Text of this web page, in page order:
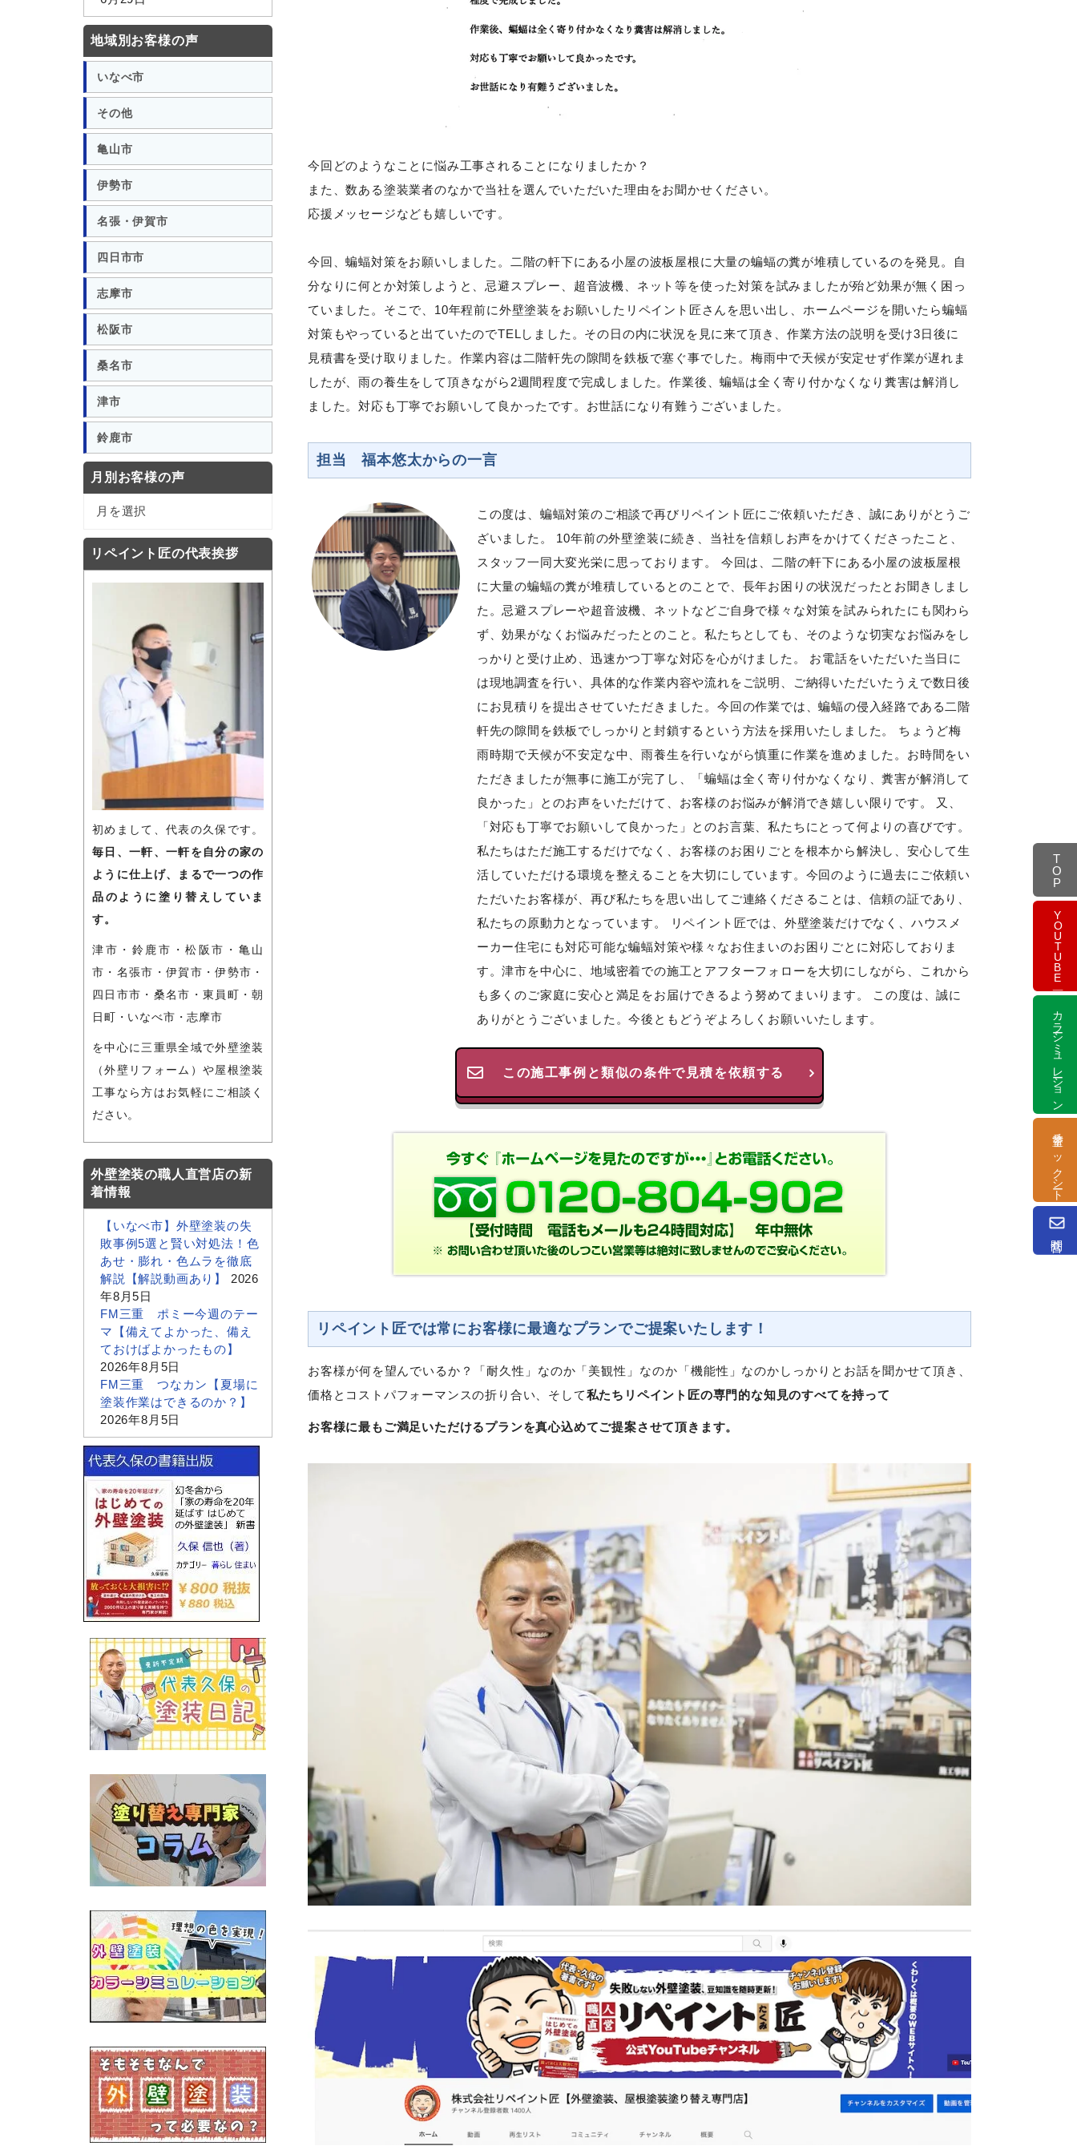
今回どのようなことに悩み工事されることになりましたか？
また、数ある塗装業者のなかで当社を選んでいただいた理由をお聞かせください。
応援メッセージなども嬉しいです。
今回、蝙蝠対策をお願いしました。二階の軒下にある小屋の波板屋根に大量の蝙蝠の糞が堆積しているのを発見。自
分なりに何とか対策しようと、忌避スプレー、超音波機、ネット等を使った対策を試みましたが殆ど効果が無く困っ
ていました。そこで、10年程前に外壁塗装をお願いしたリペイント匠さんを思い出し、ホームページを開いたら蝙蝠
対策もやっていると出ていたのでTELしました。その日の内に状況を見に来て頂き、作業方法の説明を受け3日後に
見積書を受け取りました。作業内容は二階軒先の隙間を鉄板で塞ぐ事でした。梅雨中で天候が安定せず作業が遅れま
したが、雨の養生をして頂きながら2週間程度で完成しました。作業後、蝙蝠は全く寄り付かなくなり糞害は解消し
ました。対応も丁寧でお願いして良かったです。お世話になり有難うございました。
担当 福本悠太からの一言
この度は、蝙蝠対策のご相談で再びリペイント匠にご依頼いただき、誠にありがとうご
ざいました。 10年前の外壁塗装に続き、当社を信頼しお声をかけてくださったこと、
スタッフ一同大変光栄に思っております。 今回は、二階の軒下にある小屋の波板屋根
に大量の蝙蝠の糞が堆積しているとのことで、長年お困りの状況だったとお聞きしまし
た。忌避スプレーや超音波機、ネットなどご自身で様々な対策を試みられたにも関わら
ず、効果がなくお悩みだったとのこと。私たちとしても、そのような切実なお悩みをし
っかりと受け止め、迅速かつ丁寧な対応を心がけました。 お電話をいただいた当日に
は現地調査を行い、具体的な作業内容や流れをご説明、ご納得いただいたうえで数日後
にお見積りを提出させていただきました。今回の作業では、蝙蝠の侵入経路である二階
軒先の隙間を鉄板でしっかりと封鎖するという方法を採用いたしました。 ちょうど梅
雨時期で天候が不安定な中、雨養生を行いながら慎重に作業を進めました。お時間をい
ただきましたが無事に施工が完了し、「蝙蝠は全く寄り付かなくなり、糞害が解消して
良かった」とのお声をいただけて、お客様のお悩みが解消でき嬉しい限りです。 又、
「対応も丁寧でお願いして良かった」とのお言葉、私たちにとって何よりの喜びです。
私たちはただ施工するだけでなく、お客様のお困りごとを根本から解決し、安心して生
活していただける環境を整えることを大切にしています。今回のように過去にご依頼い
ただいたお客様が、再び私たちを思い出してご連絡くださることは、信頼の証であり、
私たちの原動力となっています。 リペイント匠では、外壁塗装だけでなく、ハウスメ
ーカー住宅にも対応可能な蝙蝠対策や様々なお住まいのお困りごとに対応しておりま
す。津市を中心に、地域密着での施工とアフターフォローを大切にしながら、これから
も多くのご家庭に安心と満足をお届けできるよう努めてまいります。 この度は、誠に
ありがとうございました。今後ともどうぞよろしくお願いいたします。
この施工事例と類似の条件で見積を依頼する
リペイント匠では常にお客様に最適なプランでご提案いたします！
お客様が何を望んでいるか？「耐久性」なのか「美観性」なのか「機能性」なのかしっかりとお話を聞かせて頂き、
価格とコストパフォーマンスの折り合い、そして私たちリペイント匠の専門的な知見のすべてを持って
お客様に最もご満足いただけるプランを真心込めてご提案させて頂きます。
地域別お客様の声
いなべ市
その他
亀山市
伊勢市
名張・伊賀市
四日市市
志摩市
松阪市
桑名市
津市
鈴鹿市
月別お客様の声
お
月を選択
リペイント匠の代表挨拶
初めまして、代表の久保です。
毎日、一軒、一軒を自分の家の
ように仕上げ、まるで一つの作
品のように塗り替えしていま
す。
津市・鈴鹿市・松阪市・亀山
市・名張市・伊賀市・伊勢市・
四日市市・桑名市・東員町・朝
日町・いなべ市・志摩市
を中心に三重県全域で外壁塗装
（外壁リフォーム）や屋根塗装
工事なら方はお気軽にご相談く
ださい。
外壁塗装の職人直営店の新
着情報
【いなべ市】外壁塗装の失
敗事例5選と賢い対処法！色
あせ・膨れ・色ムラを徹底
解説【解説動画あり】
2026
年8月5日
FM三重 ポミー今週のテー
マ【備えてよかった、備え
ておけばよかったもの】
2026年8月5日
FM三重 つなカン【夏場に
塗装作業はできるのか？】
2026年8月5日
TOP
YOUTUBE
カラーシミュレーション
塗替チェックシート
問合せ